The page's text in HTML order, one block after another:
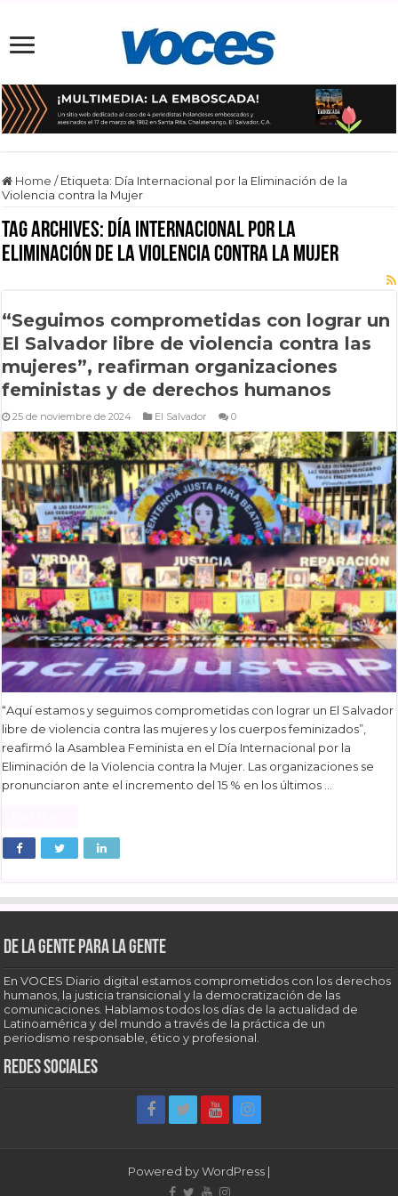
Home / Etiqueta: Día Internacional por la Eliminación de la
Violencia contra la Mujer
Tag Archives: Día Internacional por la
Eliminación de la Violencia contra la Mujer
“Seguimos comprometidas con lograr un
El Salvador libre de violencia contra las
mujeres”, reafirman organizaciones
feministas y de derechos humanos
25 de noviembre de 2024 El Salvador 0
“Aquí estamos y seguimos comprometidas con lograr un El Salvador
libre de violencia contra las mujeres y los cuerpos feminizados”,
reafirmó la Asamblea Feminista en el Día Internacional por la
Eliminación de la Violencia contra la Mujer. Las organizaciones se
pronunciaron ante el incremento del 15 % en los últimos …
De la gente para la gente
En VOCES Diario digital estamos comprometidos con los derechos
humanos, la justicia transicional y la democratización de las
comunicaciones. Hablamos todos los días de la actualidad de
Latinoamérica y del mundo a través de la práctica de un
periodismo responsable, ético y profesional.
Redes sociales
Powered byWordPress |